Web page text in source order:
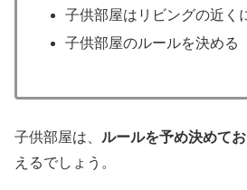
子供部屋はリビングの近く
子供部屋のルールを決める
子供部屋は、 ルールを予め決めて
えるでしょう。